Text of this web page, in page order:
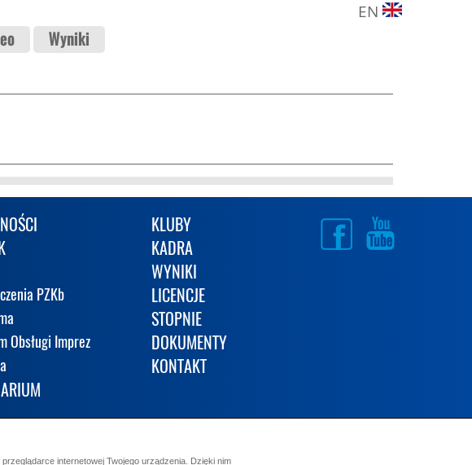
EN
Wyniki
PZKb
Obsługi Imprez
KLUBY
KADRA
WYNIKI
LICENCJE
STOPNIE
DOKUMENTY
KONTAKT
internetowej Twojego urządzenia. Dzięki nim